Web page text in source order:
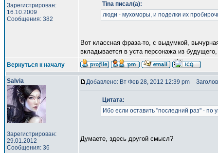
Зарегистрирован:
16.10.2009
Сообщения: 382
Tina писал(а):
люди - мухоморы, и поделки их
Вот классная фраза-то, с выдумкой,
вкладывается в уста персонажа из
Вернуться к началу
Salvia
Зарегистрирован:
29.01.2012
Сообщения: 36
Добавлено: Вт Фев 28, 2012 12:39 pm
Цитата:
Ибо если оставить "последний раз" - по
Думаете, здесь другой смысл?